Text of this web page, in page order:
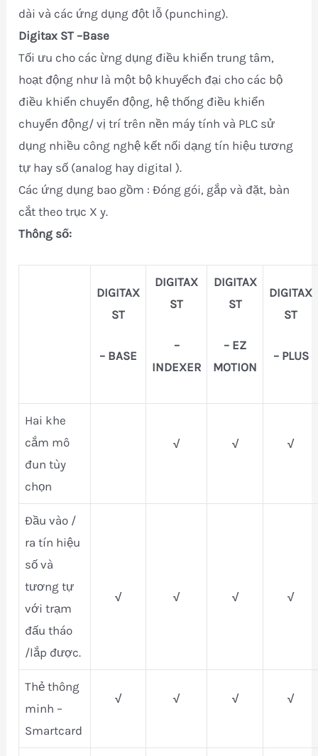
dài và các ứng dụng đột lỗ (punching).
Digitax ST –Base
Tối ưu cho các ừng dụng điều khiển trung tâm,
hoạt động như là một bộ khuyếch đại cho các bộ
điều khiển chuyển động, hệ thống điều khiển
chuyển động/ vị trí trên nền máy tính và PLC sử
dụng nhiều công nghệ kết nối dạng tín hiệu tương
tự hay số (analog hay digital ).
Các ứng dụng bao gồm : Đóng gói, gắp và đặt, bàn
cắt theo trục X y.
Thông số:
DIGITAX
ST
– BASE
DIGITAX
ST
–
INDEXER
DIGITAX
ST
– EZ
MOTION
DIGITAX
ST
– PLUS
Hai khe
cắm mô
đun tùy
chọn
√ √ √
Đầu vào /
ra tín hiệu
số và
tương tự
với trạm
đấu tháo
/lắp được.
√ √ √ √
Thẻ thông
minh –
Smartcard
√ √ √ √